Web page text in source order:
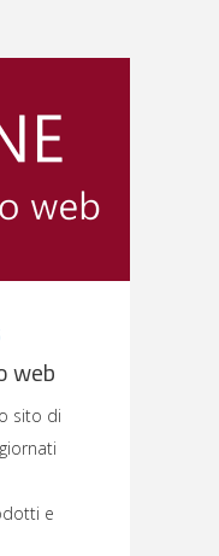
web
sito di
e